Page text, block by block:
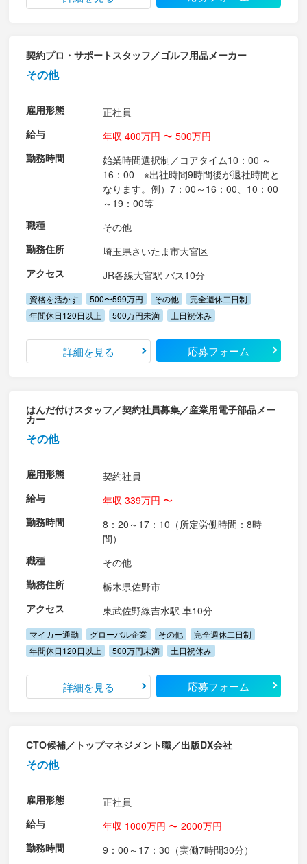
契約プロ・サポートスタッフ／ゴルフ用品メーカー
その他
雇用形態
正社員
給与
年収 400万円 〜 500万円
勤務時間
始業時間選択制／コアタイム10：00 ～
16：00 ※出社時間9時間後が退社時間と
なります。例）7：00～16：00、10：00
～19：00等
職種
その他
勤務住所
埼玉県さいたま市大宮区
アクセス
JR各線大宮駅 バス10分
資格を活かす 500〜599万円 その他
完全週休二日制
年間休日120日以上
500万円未満 土日祝休み
詳細を見る 応募フォーム
はんだ付けスタッフ／契約社員募集／産業用電子部品メー
カー
その他
雇用形態
契約社員
給与
年収 339万円 〜
勤務時間
8：20～17：10（所定労働時間：8時
間）
職種
その他
勤務住所
栃木県佐野市
アクセス
東武佐野線吉水駅 車10分
マイカー通勤 グローバル企業 その他
完全週休二日制
年間休日120日以上
500万円未満 土日祝休み
詳細を見る 応募フォーム
CTO候補／トップマネジメント職／出版DX会社
その他
雇用形態
正社員
給与
年収 1000万円 〜 2000万円
勤務時間
9：00～17：30（実働7時間30分）